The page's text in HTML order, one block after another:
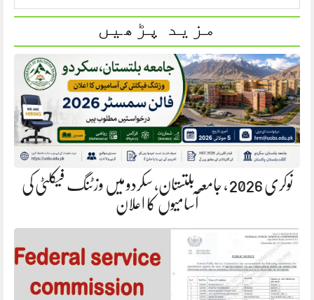
مزید پڑھیں
نوکری 2026 ، جامعہ بلتستان، سکردو میں وزٹنگ فیکلٹی کی
آسامیوں کا اعلان